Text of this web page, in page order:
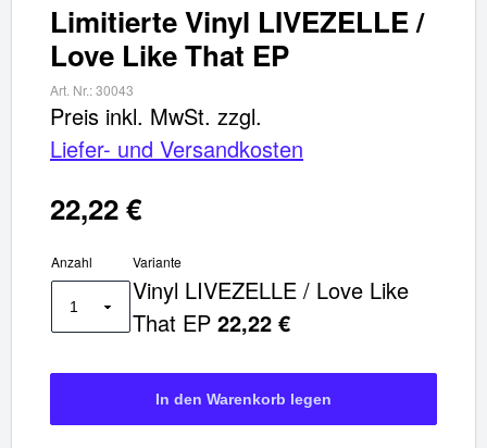
Limitierte Vinyl LIVEZELLE /
Love Like That EP
Art. Nr.:30043
Preis inkl. MwSt. zzgl.
Liefer- und Versandkosten
22,22 €
Anzahl Variante
Vinyl LIVEZELLE / Love Like
That EP 22,22 €